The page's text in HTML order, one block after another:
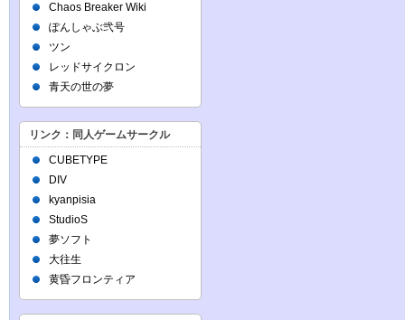
Chaos Breaker Wiki
ぽんしゃぶ弐号
ツン
レッドサイクロン
青天の世の夢
リンク：同人ゲームサークル
CUBETYPE
DIV
kyanpisia
StudioS
夢ソフト
大往生
黄昏フロンティア